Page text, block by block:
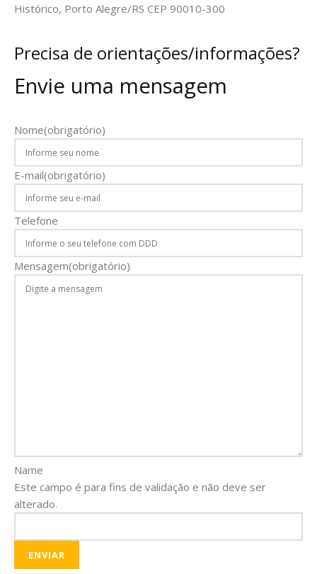
Histórico, Porto Alegre/RS CEP 90010-300
Precisa de orientações/informações?
Envie uma mensagem
Nome(obrigatório)
E-mail(obrigatório)
Telefone
Mensagem(obrigatório)
Name
Este campo é para fins de validação e não deve ser
alterado.